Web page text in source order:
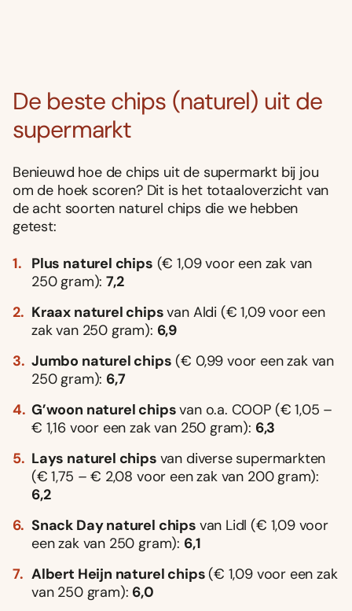
De beste chips (naturel) uit de
supermarkt
Benieuwd hoe de chips uit de supermarkt bij jou
om de hoek scoren? Dit is het totaaloverzicht van
de acht soorten naturel chips die we hebben
getest:
Plus naturel chips (€ 1,09 voor een zak van
250 gram):7,2
Kraax naturel chipsvan Aldi (€ 1,09 voor een
zak van 250 gram): 6,9
Jumbo naturel chips (€ 0,99 voor een zak van
250 gram): 6,7
G’woon naturel chipsvan o.a. COOP (€ 1,05 –
€ 1,16 voor een zak van 250 gram): 6,3
Lays naturel chips van diverse supermarkten
(€ 1,75 – € 2,08 voor een zak van 200 gram):
6,2
Snack Day naturel chips van Lidl (€ 1,09 voor
een zak van 250 gram): 6,1
Albert Heijn naturel chips(€ 1,09 voor een zak
van 250 gram): 6,0